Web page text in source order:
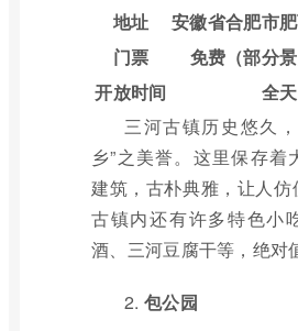
地址
安徽省合肥市
门票
免费（部分景
开放时间
全天
三河古镇历史悠久
乡”之美誉。这里保存着
建筑，古朴典雅，让人仿
古镇内还有许多特色小
酒、三河豆腐干等，绝对
2. 包公园